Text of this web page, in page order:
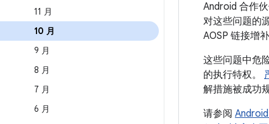
11 月
10 月
9 月
8 月
7 月
6 月
Android 合作
对这些问题的
AOSP 链接增
这些问题中危
的执行特权。
解措施被成功
请参阅